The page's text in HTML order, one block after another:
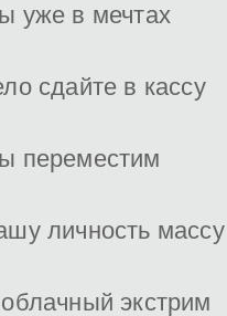
уже в мечтах
сдайте в кассу
переместим
личность массу
экстрим